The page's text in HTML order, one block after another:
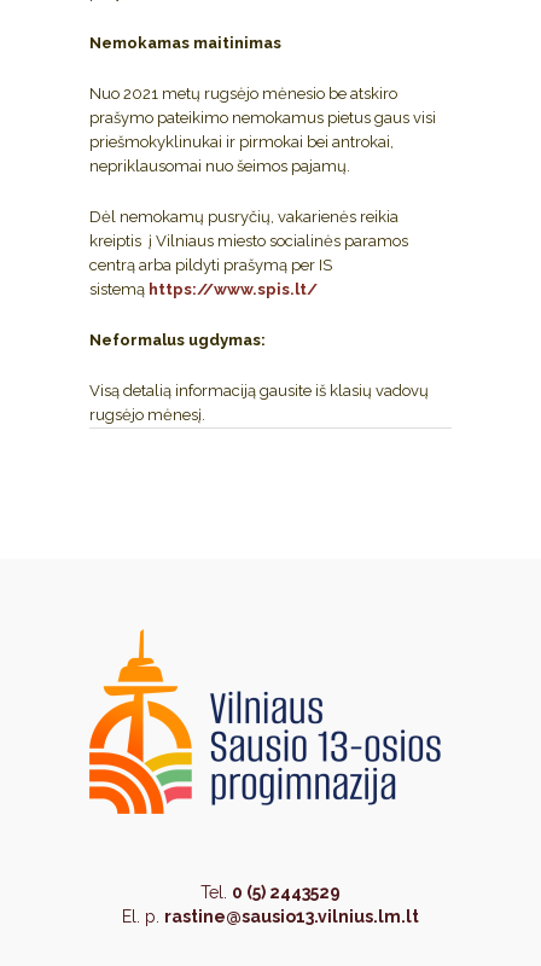
Nemokamas maitinimas
Nuo 2021 metų rugsėjo mėnesio be atskiro
prašymo pateikimo nemokamus pietus gaus visi
priešmokyklinukai ir pirmokai bei antrokai,
nepriklausomai nuo šeimos pajamų.
Dėl nemokamų pusryčių, vakarienės reikia
kreiptis į Vilniaus miesto socialinės paramos
centrą arba pildyti prašymą per IS
sistemą https://www.spis.lt/
Neformalus ugdymas:
Visą detalią informaciją gausite iš klasių vadovų
rugsėjo mėnesį.
Tel. 0 (5) 2443529
El. p. rastine@sausio13.vilnius.lm.lt